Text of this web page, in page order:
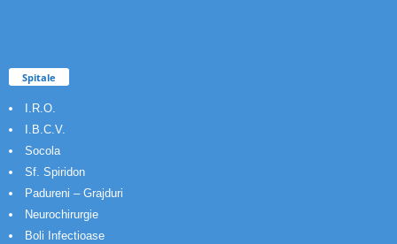
Spitale
I.R.O.
I.B.C.V.
Socola
Sf. Spiridon
Padureni – Grajduri
Neurochirurgie
Boli Infectioase